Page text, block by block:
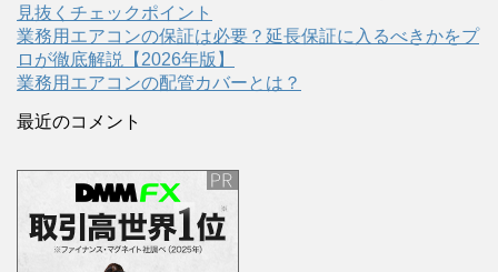
見抜くチェックポイント
業務用エアコンの保証は必要？延長保証に入るべきかをプ
ロが徹底解説【2026年版】
業務用エアコンの配管カバーとは？
最近のコメント